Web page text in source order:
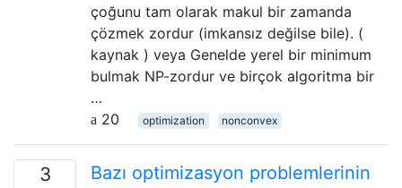
çoğunu tam olarak makul bir zamanda
çözmek zordur (imkansız değilse bile). (
kaynak ) veya Genelde yerel bir minimum
bulmak NP-zordur ve birçok algoritma bir
…
20
optimization nonconvex
3
Bazı optimizasyon problemlerinin